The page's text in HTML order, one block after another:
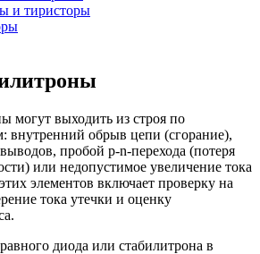
и тиристоры
могут выходить из строя по
внутренний обрыв цепи (сгорание),
пробой p-n-перехода (потеря
или недопустимое увеличение тока
элементов включает проверку на
тока утечки и оценку
диода или стабилитрона в